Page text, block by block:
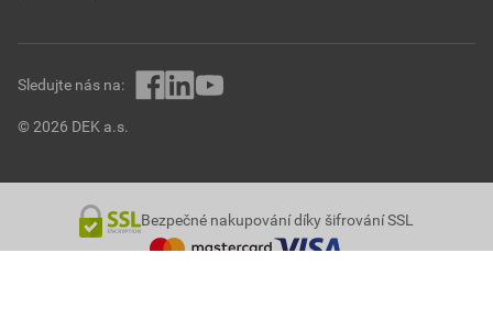
© 2026 DEK a.s.
Sledujte nás na:
Bezpečné nakupování díky šifrování SSL